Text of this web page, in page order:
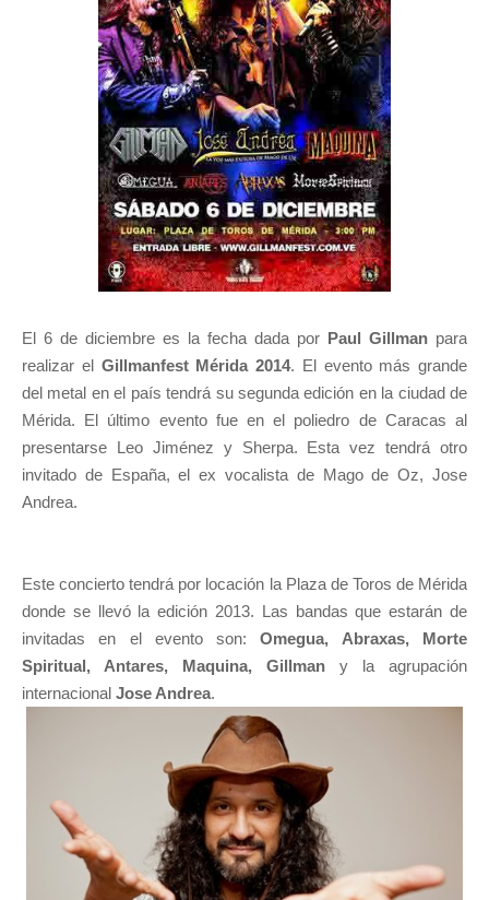
El 6 de diciembre es la fecha dada por Paul Gillman para
realizar el Gillmanfest Mérida 2014. El evento más grande
del metal en el país tendrá su segunda edición en la ciudad de
Mérida. El último evento fue en el poliedro de Caracas al
presentarse Leo Jiménez y Sherpa. Esta vez tendrá otro
invitado de España, el ex vocalista de Mago de Oz, Jose
Andrea.
Este concierto tendrá por locación la Plaza de Toros de Mérida
donde se llevó la edición 2013. Las bandas que estarán de
invitadas en el evento son: Omegua, Abraxas, Morte
Spiritual, Antares, Maquina, Gillman y la agrupación
internacional Jose Andrea.